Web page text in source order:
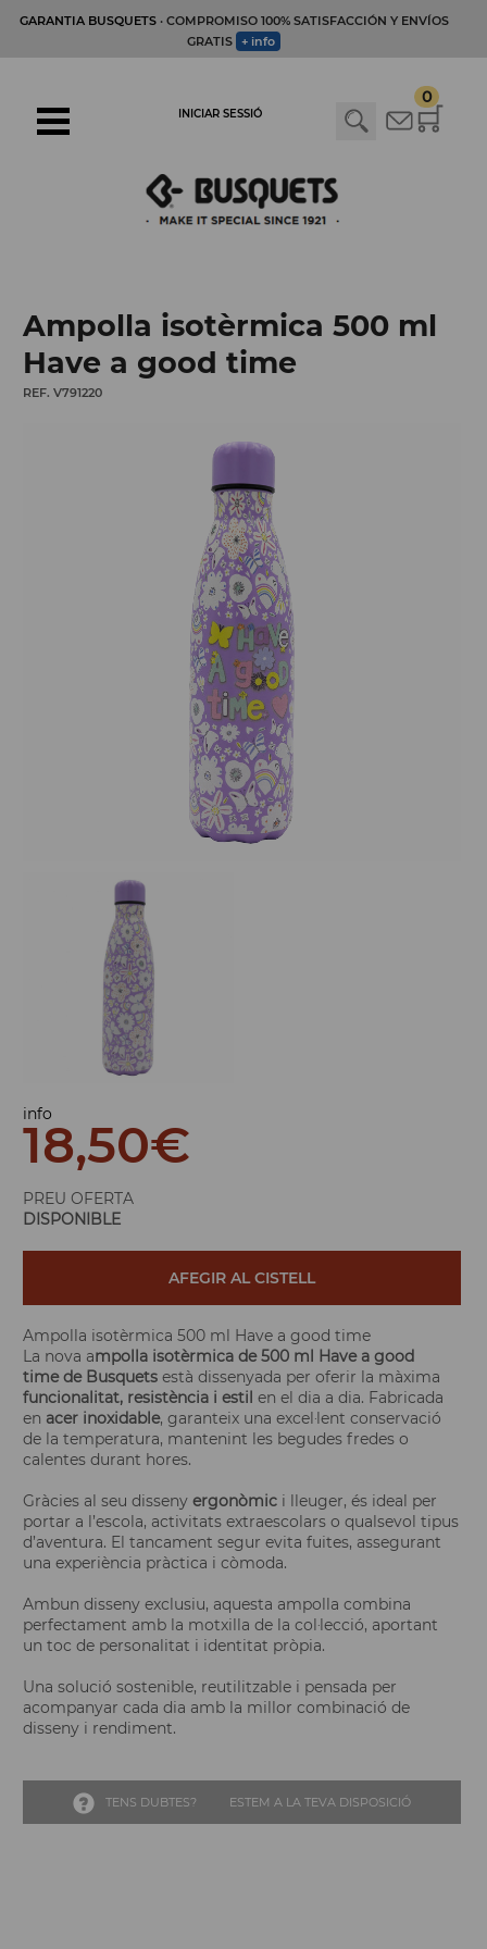
GARANTIA BUSQUETS· COMPROMISO 100% SATISFACCIÓN Y ENVÍOS
GRATIS + info
0
INICIAR SESSIÓ
Ampolla isotèrmica 500 ml
Have a good time
REF. V791220
info
18,50€
PREU OFERTA
DISPONIBLE
AFEGIR AL CISTELL
Ampolla isotèrmica 500 ml Have a good time
La nova ampolla isotèrmica de 500 ml Have a good
time de Busquets està dissenyada per oferir la màxima
funcionalitat, resistència i estil en el dia a dia. Fabricada
en acer inoxidable, garanteix una excel·lent conservació
de la temperatura, mantenint les begudes fredes o
calentes durant hores.
Gràcies al seu disseny ergonòmic i lleuger, és ideal per
portar a l’escola, activitats extraescolars o qualsevol tipus
d’aventura. El tancament segur evita fuites, assegurant
una experiència pràctica i còmoda.
Ambun disseny exclusiu, aquesta ampolla combina
perfectament amb la motxilla de la col·lecció, aportant
un toc de personalitat i identitat pròpia.
Una solució sostenible, reutilitzable i pensada per
acompanyar cada dia amb la millor combinació de
disseny i rendiment.
TENS DUBTES? ESTEM A LA TEVA DISPOSICIÓ